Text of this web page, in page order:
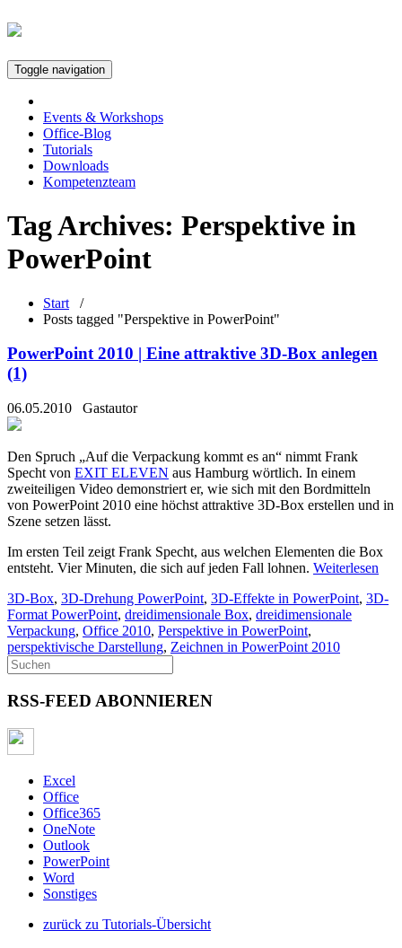
Toggle navigation
Events & Workshops
Office-Blog
Tutorials
Downloads
Kompetenzteam
Tag Archives: Perspektive in
PowerPoint
Start /
Posts tagged "Perspektive in PowerPoint"
PowerPoint 2010 | Eine attraktive 3D-Box anlegen
(1)
06.05.2010 Gastautor
Den Spruch „Auf die Verpackung kommt es an“ nimmt Frank
Specht von EXIT ELEVEN aus Hamburg wörtlich. In einem
zweiteiligen Video demonstriert er, wie sich mit den Bordmitteln
von PowerPoint 2010 eine höchst attraktive 3D-Box erstellen und in
Szene setzen lässt.
Im ersten Teil zeigt Frank Specht, aus welchen Elementen die Box
entsteht. Vier Minuten, die sich auf jeden Fall lohnen. Weiterlesen
3D-Box, 3D-Drehung PowerPoint, 3D-Effekte in PowerPoint, 3D-
Format PowerPoint, dreidimensionale Box, dreidimensionale
Verpackung, Office 2010, Perspektive in PowerPoint,
perspektivische Darstellung, Zeichnen in PowerPoint 2010
RSS-FEED ABONNIEREN
Excel
Office
Office365
OneNote
Outlook
PowerPoint
Word
Sonstiges
zurück zu Tutorials-Übersicht